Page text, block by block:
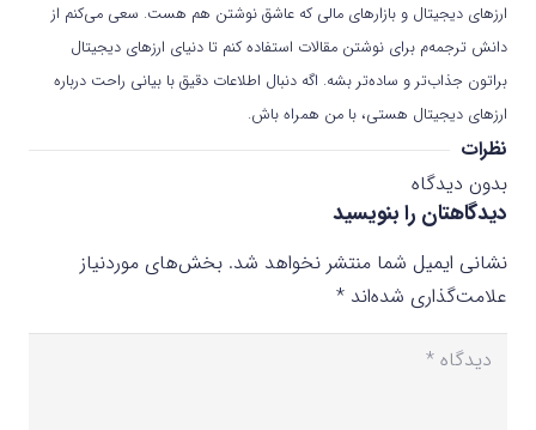
ارزهای دیجیتال و بازارهای مالی که عاشق نوشتن هم هست. سعی می‌کنم از
دانش ترجمه‌م برای نوشتن مقالات استفاده کنم تا دنیای ارزهای دیجیتال
براتون جذاب‌تر و ساده‌تر بشه. اگه دنبال اطلاعات دقیق با بیانی راحت درباره
ارزهای دیجیتال هستی، با من همراه باش.
نظرات
بدون دیدگاه
دیدگاهتان را بنویسید
نشانی ایمیل شما منتشر نخواهد شد. بخش‌های موردنیاز
علامت‌گذاری شده‌اند *